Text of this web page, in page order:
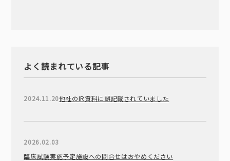
よく読まれている記事
2024.11.20他社のIR資料に誤記載されていました
2026.02.03
臨床試験実施予定施設への問合せはおやめください